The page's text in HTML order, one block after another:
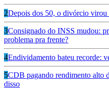
2Depois dos 50, o divórcio virou
3Consignado do INSS mudou:
problema pra frente?
4Endividamento bateu recorde:
5CDB pagando rendimento alto
disso